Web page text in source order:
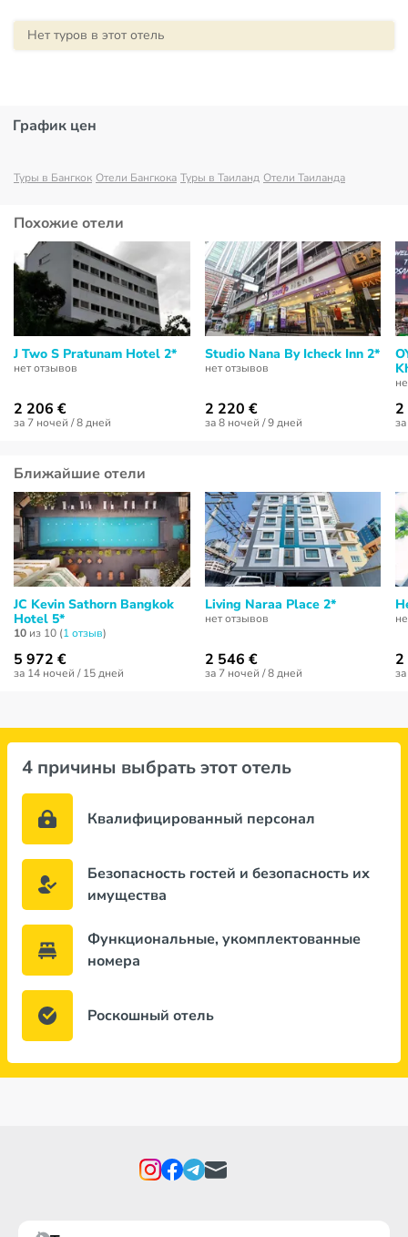
Нет туров в этот отель
График цен
Туры в Бангкок Отели Бангкока Туры в Таиланд Отели Таиланда
Похожие отели
J Two S Pratunam Hotel 2*
нет отзывов
2 206 €
за 7 ночей / 8 дней
Studio Nana By Icheck Inn 2*
нет отзывов
2 220 €
за 8 ночей / 9 дней
Ближайшие отели
JC Kevin Sathorn Bangkok
Hotel 5*
10 из 10 (1 отзыв)
5 972 €
за 14 ночей / 15 дней
Living Naraa Place 2*
нет отзывов
2 546 €
за 7 ночей / 8 дней
4 причины выбрать этот отель
Квалифицированный персонал
Безопасность гостей и безопасность их
имущества
Функциональные, укомплектованные
номера
Роскошный отель